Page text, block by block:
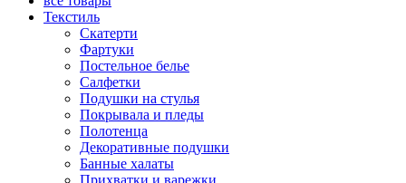
Текстиль
Скатерти
Фартуки
Постельное белье
Салфетки
Подушки на стулья
Покрывала и пледы
Полотенца
Декоративные подушки
Банные халаты